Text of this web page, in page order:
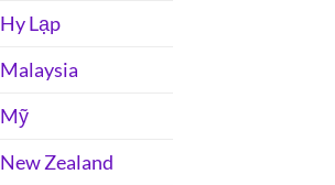
Lạp
Zealand